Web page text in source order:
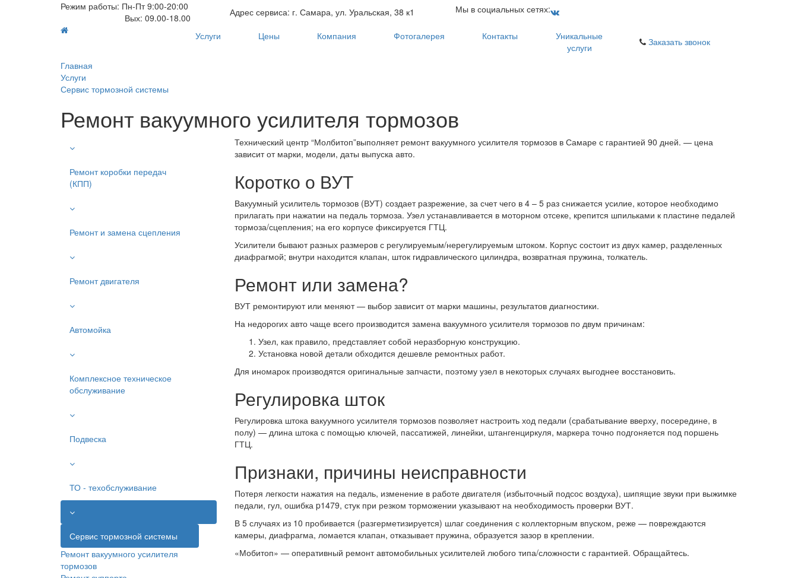
Режим работы: Пн-Пт 9:00-20:00
Вых: 09.00-18.00
Адрес сервиса: г. Самара, ул. Уральская, 38 к1 Мы в социальных сетях:
Услуги Цены Компания Фотогалерея Контакты
Уникальные
услуги
Заказать звонок
Главная
Услуги
Сервис тормозной системы
Ремонт вакуумного усилителя тормозов
Ремонт коробки передач
(КПП)
Ремонт и замена сцепления
Ремонт двигателя
Автомойка
Комплексное техническое
обслуживание
Подвеска
ТО - техобслуживание
Сервис тормозной системы
Ремонт вакуумного усилителя
тормозов
Технический центр “Молбитоп”выполняет ремонт вакуумного усилителя тормозов в Самаре с гарантией 90 дней. — цена
зависит от марки, модели, даты выпуска авто.
Коротко о ВУТ
Вакуумный усилитель тормозов (ВУТ) создает разрежение, за счет чего в 4 – 5 раз снижается усилие, которое необходимо
прилагать при нажатии на педаль тормоза. Узел устанавливается в моторном отсеке, крепится шпильками к пластине педалей
тормоза/сцепления; на его корпусе фиксируется ГТЦ.
Усилители бывают разных размеров с регулируемым/нерегулируемым штоком. Корпус состоит из двух камер, разделенных
диафрагмой; внутри находится клапан, шток гидравлического цилиндра, возвратная пружина, толкатель.
Ремонт или замена?
ВУТ ремонтируют или меняют — выбор зависит от марки машины, результатов диагностики.
На недорогих авто чаще всего производится замена вакуумного усилителя тормозов по двум причинам:
Узел, как правило, представляет собой неразборную конструкцию.
Установка новой детали обходится дешевле ремонтных работ.
Для иномарок производятся оригинальные запчасти, поэтому узел в некоторых случаях выгоднее восстановить.
Регулировка шток
Регулировка штока вакуумного усилителя тормозов позволяет настроить ход педали (срабатывание вверху, посередине, в
полу) — длина штока с помощью ключей, пассатижей, линейки, штангенциркуля, маркера точно подгоняется под поршень
ГТЦ.
Признаки, причины неисправности
Потеря легкости нажатия на педаль, изменение в работе двигателя (избыточный подсос воздуха), шипящие звуки при выжимке
педали, гул, ошибка p1479, стук при резком торможении указывают на необходимость проверки ВУТ.
В 5 случаях из 10 пробивается (разгерметизируется) шлаг соединения с коллекторным впуском, реже — повреждаются
камеры, диафрагма, ломается клапан, отказывает пружина, образуется зазор в креплении.
«Мобитоп» — оперативный ремонт автомобильных усилителей любого типа/сложности с гарантией. Обращайтесь.